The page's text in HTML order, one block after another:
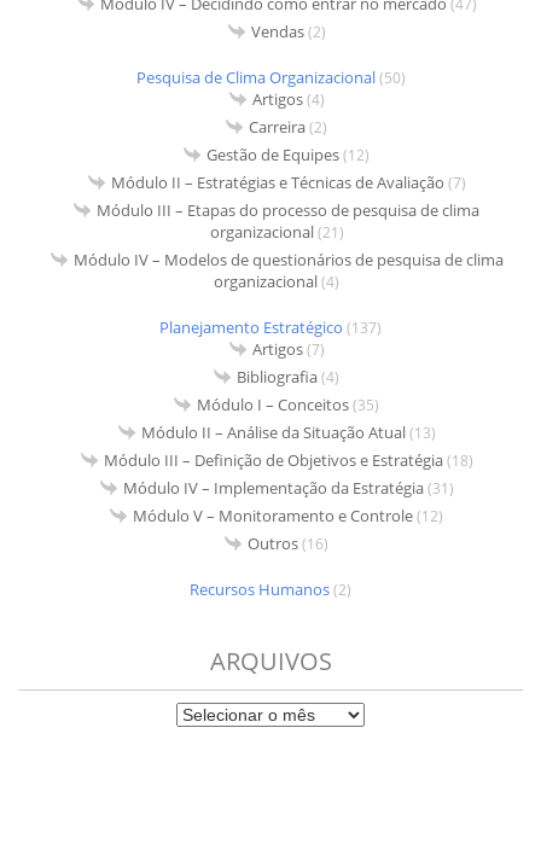
(47)
Vendas(2)
Pesquisa de Clima Organizacional(50)
Artigos(4)
Carreira(2)
Gestão de Equipes(12)
Módulo II – Estratégias e Técnicas de Avaliação (7)
Módulo III – Etapas do processo de pesquisa de clima
organizacional(21)
Módulo IV – Modelos de questionários de pesquisa de clima
organizacional(4)
Planejamento Estratégico (137)
Artigos(7)
Bibliografia(4)
Módulo I – Conceitos(35)
Módulo II – Análise da Situação Atual(13)
Módulo III – Definição de Objetivos e Estratégia(18)
Módulo IV – Implementação da Estratégia(31)
Módulo V – Monitoramento e Controle(12)
Outros(16)
Recursos Humanos(2)
ARQUIVOS